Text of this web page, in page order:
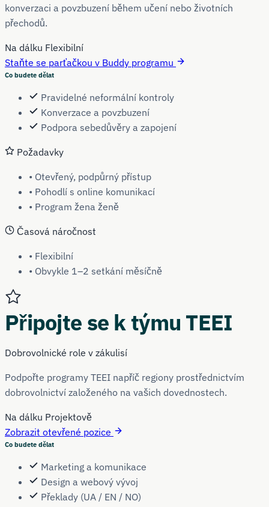
konverzaci a povzbuzení během učení nebo životních
přechodů.
Na dálku Flexibilní
Staňte se parťačkou v Buddy programu
Co budete dělat
Pravidelné neformální kontroly
Konverzace a povzbuzení
Podpora sebedůvěry a zapojení
Požadavky
• Otevřený, podpůrný přístup
• Pohodlí s online komunikací
• Program žena ženě
Časová náročnost
• Flexibilní
• Obvykle 1–2 setkání měsíčně
Připojte se k týmu TEEI
Dobrovolnické role v zákulisí
Podpořte programy TEEI napříč regiony prostřednictvím
dobrovolnictví založeného na vašich dovednostech.
Na dálku Projektově
Zobrazit otevřené pozice
Co budete dělat
Marketing a komunikace
Design a webový vývoj
Překlady (UA / EN / NO)